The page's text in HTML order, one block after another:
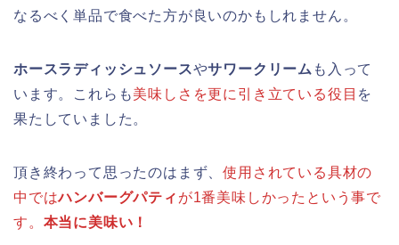
なるべく単品で食べた方が良いのかもしれません。
ホースラディッシュソースやサワークリーム も入って
います。これらも美味しさを更に引き立ている役目 を
果たしていました。
頂き終わって思ったのはまず、使用されている具材の
中ではハンバーグパティ が1番美味しかったという事で
す。 本当に美味い！